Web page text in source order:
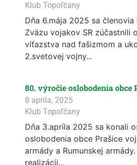
Klub Topoľčany
Dňa 6.mája 2025 sa
Zväzu vojakov SR zúčastnili
víťazstva nad fašizmom a
2.svetovej vojny...
80. výročie oslobodenia obce
8 apríla, 2025
Klub Topoľčany
Dňa 3.apríla 2025 sa konali
oslobodenia obce Prašice
armády a Rumunskej
realizácii...